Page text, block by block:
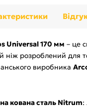
Universal 170 мм – це
розроблений для
виробника
кована сталь Nitrum: